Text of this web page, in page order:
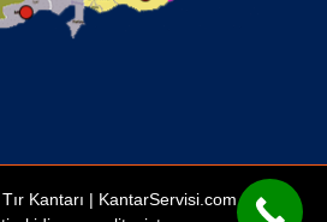
Tır Kantarı | KantarServisi.com Bir